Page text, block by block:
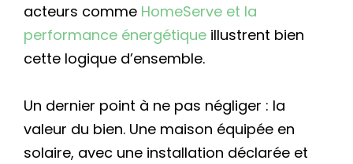
acteurs comme HomeServe et la
performance énergétique illustrent bien
cette logique d’ensemble.
Un dernier point à ne pas négliger : la
valeur du bien. Une maison équipée en
solaire, avec une installation déclarée et